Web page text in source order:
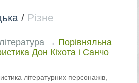
/ Різне
→ Порівняльна
Дон Кіхота і Санчо
літературних персонажів,